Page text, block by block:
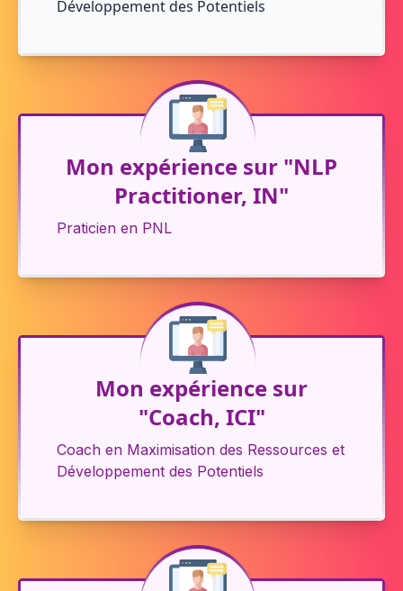
Développement des Potentiels
Mon expérience sur "NLP
Practitioner, IN"
Praticien en PNL
Mon expérience sur
"Coach, ICI"
Coach en Maximisation des Ressources et
Développement des Potentiels